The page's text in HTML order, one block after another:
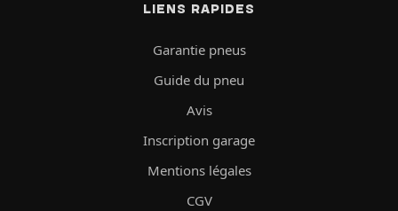
LIENS RAPIDES
Garantie pneus
Guide du pneu
Avis
Inscription garage
Mentions légales
CGV